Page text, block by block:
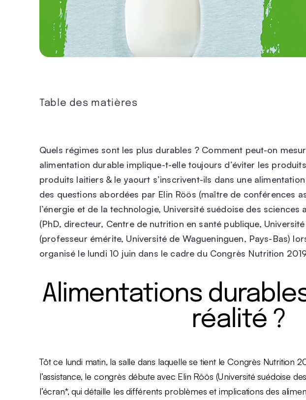
Table des matières
Quels régimes sont les plus durables ? Comment peut-on
alimentation durable implique-t-elle toujours d’éviter les
produits laitiers & le yaourt s’inscrivent-ils dans une
des questions abordées par Elin Röös (maître de conférences
l’énergie et de la technologie, Université suédoise des
(PhD, directeur, Centre de nutrition en santé publique,
(professeur émérite, Université de Wagueninguen, Pays-Bas)
organisé le lundi 10 juin dans le cadre du Congrès Nutrition
Alimentations
réalité ?
Tôt ce lundi matin, la salle dans laquelle se tient le Congrès Nutrition
l’assistance, le congrès débute avec Elin Röös (Université suédoise
l’écran*, qui détaille les différents problèmes et implications des